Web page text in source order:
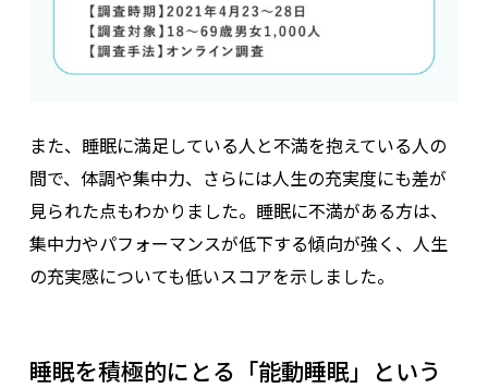
また、睡眠に満足している人と不満を抱えている人の
間で、体調や集中力、さらには人生の充実度にも差が
見られた点もわかりました。睡眠に不満がある方は、
集中力やパフォーマンスが低下する傾向が強く、人生
の充実感についても低いスコアを示しました。
睡眠を積極的にとる「能動睡眠」という